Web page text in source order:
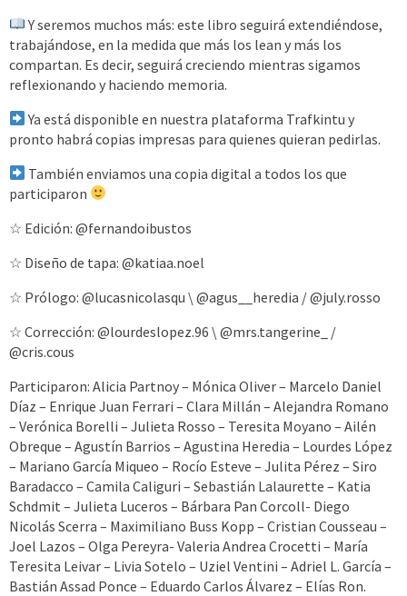
Y seremos muchos más: este libro seguirá extendiéndose,
trabajándose, en la medida que más los lean y más los
compartan. Es decir, seguirá creciendo mientras sigamos
reflexionando y haciendo memoria.
Ya está disponible en nuestra plataforma Trafkintu y
pronto habrá copias impresas para quienes quieran pedirlas.
También enviamos una copia digital a todos los que
participaron
☆ Edición: @fernandoibustos
☆ Diseño de tapa: @katiaa.noel
☆ Prólogo: @lucasnicolasqu \ @agus__heredia / @july.rosso
☆ Corrección: @lourdeslopez.96 \ @mrs.tangerine_ /
@cris.cous
Participaron: Alicia Partnoy – Mónica Oliver – Marcelo Daniel
Díaz – Enrique Juan Ferrari – Clara Millán – Alejandra Romano
– Verónica Borelli – Julieta Rosso – Teresita Moyano – Ailén
Obreque – Agustín Barrios – Agustina Heredia – Lourdes López
– Mariano García Miqueo – Rocío Esteve – Julita Pérez – Siro
Baradacco – Camila Caliguri – Sebastián Lalaurette – Katia
Schdmit – Julieta Luceros – Bárbara Pan Corcoll- Diego
Nicolás Scerra – Maximiliano Buss Kopp – Cristian Cousseau –
Joel Lazos – Olga Pereyra- Valeria Andrea Crocetti – María
Teresita Leivar – Livia Sotelo – Uziel Ventini – Adriel L. García –
Bastián Assad Ponce – Eduardo Carlos Álvarez – Elías Ron.